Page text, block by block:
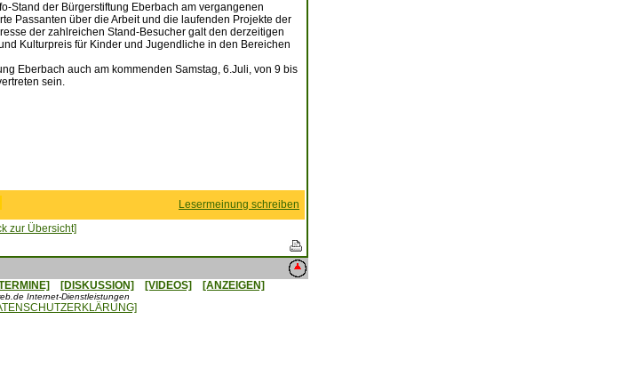
Stand der Bürgerstiftung Eberbach am vergangenen
Passanten über die Arbeit und die laufenden Projekte der
der zahlreichen Stand-Besucher galt den derzeitigen
Kulturpreis für Kinder und Jugendliche in den Bereichen
Eberbach auch am kommenden Samstag, 6.Juli, von 9 bis
sein.
Lesermeinung schreiben
zur Übersicht]
[DISKUSSION] [VIDEOS] [ANZEIGEN]
Internet-Dienstleistungen